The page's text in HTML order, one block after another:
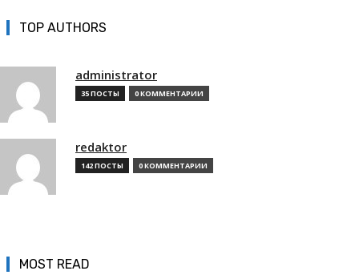
TOP AUTHORS
administrator
35 ПОСТЫ 0 КОММЕНТАРИИ
redaktor
142 ПОСТЫ 0 КОММЕНТАРИИ
MOST READ